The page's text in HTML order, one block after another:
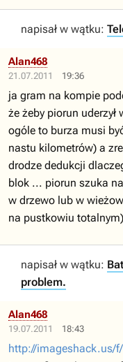
napisał w wątku:
21.07.2011 19:36
Alan468
ja gram na kompie
że żeby piorun
ogóle to burza musi
nastu kilometrów) a
drodze dedukcji
blok ... piorun szuka
w drzewo lub w
na pustkowiu totalnym)
napisał w wątku:
problem.
19.07.2011 18:43
Alan468
http://imageshack.us/